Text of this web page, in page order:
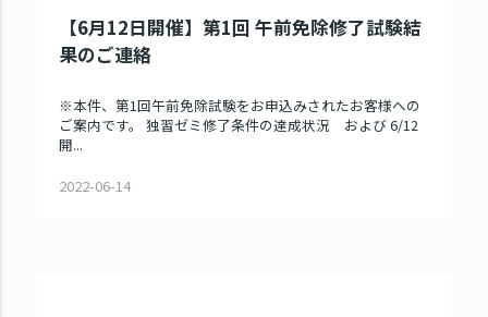
【6月12日開催】第1回 午前免除修了試験結
果のご連絡
※本件、第1回午前免除試験をお申込みされたお客様への
ご案内です。 独習ゼミ修了条件の達成状況 および 6/12
開...
2022-06-14